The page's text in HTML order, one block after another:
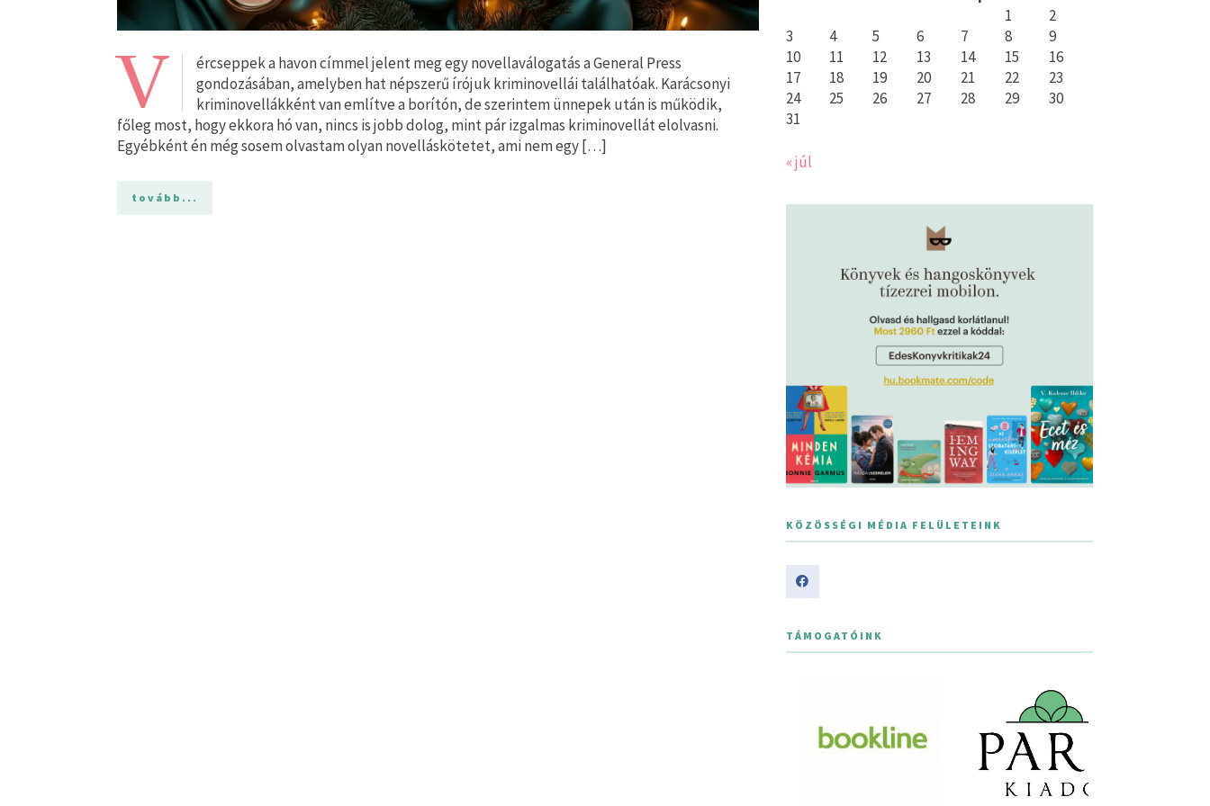
V
ércseppek a havon címmel jelent meg egy novellaválogatás a General Press
gondozásában, amelyben hat népszerű írójuk kriminovellái találhatóak. Karácsonyi
kriminovellákként van említve a borítón, de szerintem ünnepek után is működik,
főleg most, hogy ekkora hó van, nincs is jobb dolog, mint pár izgalmas kriminovellát elolvasni.
Egyébként én még sosem olvastam olyan novelláskötetet, ami nem egy […]
tovább...
1
2
3
4 5 6 7 8
9
10
11 12 13 14 15
16
17
18 19 20 21 22
23
24
25 26 27 28 29
30
31
« júl
KÖZÖSSÉGI MÉDIA FELÜLETEINK
TÁMOGATÓINK